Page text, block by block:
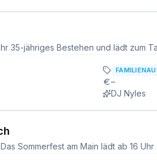
–
DJ Nyles